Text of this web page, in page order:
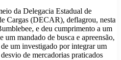
da Delegacia Estadual de
Cargas (DECAR), deflagrou, nesta
e deu cumprimento a um
um mandado de busca e apreensão,
um investigado por integrar um
de mercadorias praticados